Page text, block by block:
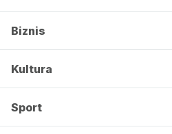
Biznis
Kultura
Sport